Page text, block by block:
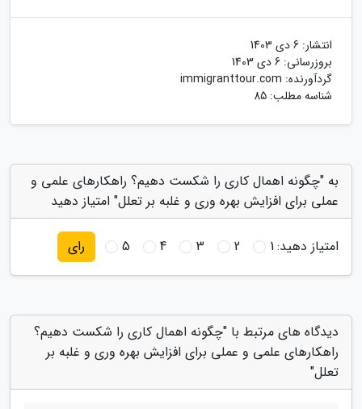
انتشار: 6 دی 1403
بروزرسانی: 6 دی 1403
گردآورنده: immigranttour.com
شناسه مطلب: 85
به "چگونه اهمال کاری را شکست دهیم؟ راهکارهای علمی و
عملی برای افزایش بهره وری و غلبه بر تعلل" امتیاز دهید
امتیاز دهید:1
2
3
4
5 رای
دیدگاه های مرتبط با "چگونه اهمال کاری را شکست دهیم؟
راهکارهای علمی و عملی برای افزایش بهره وری و غلبه بر
تعلل"